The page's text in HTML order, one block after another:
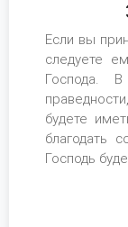
Если вы
следуете
Господа.
будете
благодать
Господь